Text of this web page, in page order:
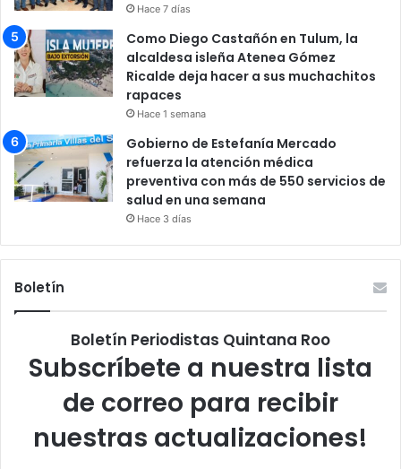
Hace 7 días
Como Diego Castañón en Tulum, la
alcaldesa isleña Atenea Gómez
Ricalde deja hacer a sus muchachitos
rapaces
Hace 1 semana
Gobierno de Estefanía Mercado
refuerza la atención médica
preventiva con más de 550 servicios de
salud en una semana
Hace 3 días
Boletín
Boletín Periodistas Quintana Roo
Subscríbete a nuestra lista
de correo para recibir
nuestras actualizaciones!